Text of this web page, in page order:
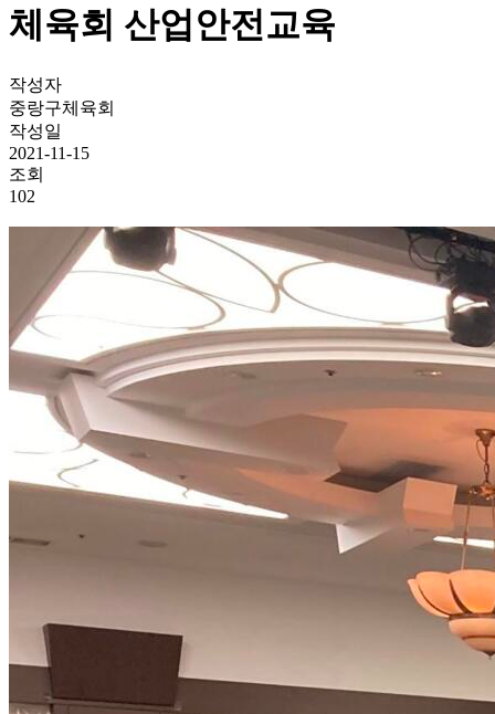
체육회 산업안전교육
작성자
중랑구체육회
작성일
2021-11-15
조회
102